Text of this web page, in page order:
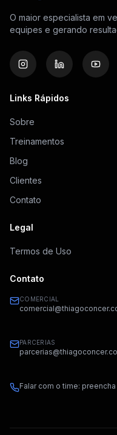
O maior especialista em
equipes e gerando
Links Rápidos
Sobre
Treinamentos
Blog
Clientes
Contato
Legal
Termos de Uso
Contato
COMERCIAL
PARCERIAS
Falar com o time: